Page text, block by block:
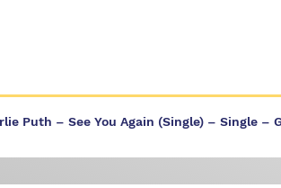
Puth – See You Again (Single) – Single –